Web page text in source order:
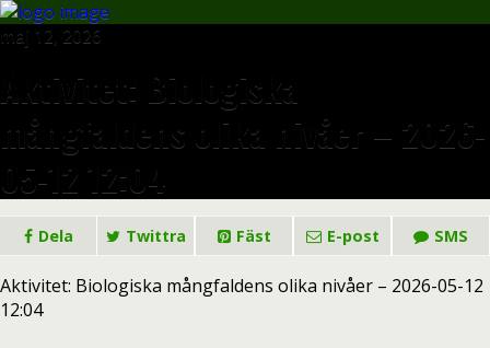
maj 12, 2026
Aktivitet: Biologiska
mångfaldens olika nivåer – 2026-
05-12 12:04
Dela Twittra Fäst E-post SMS
Aktivitet: Biologiska mångfaldens olika nivåer – 2026-05-12
12:04